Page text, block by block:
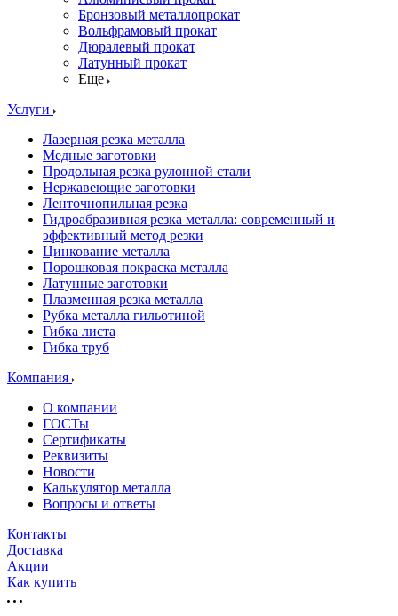
Бронзовый металлопрокат
Вольфрамовый прокат
Дюралевый прокат
Латунный прокат
Еще
Услуги
Лазерная резка металла
Медные заготовки
Продольная резка рулонной стали
Нержавеющие заготовки
Ленточнопильная резка
Гидроабразивная резка металла: современный и
эффективный метод резки
Цинкование металла
Порошковая покраска металла
Латунные заготовки
Плазменная резка металла
Рубка металла гильотиной
Гибка листа
Гибка труб
Компания
О компании
ГОСТы
Сертификаты
Реквизиты
Новости
Калькулятор металла
Вопросы и ответы
Контакты
Доставка
Акции
Как купить